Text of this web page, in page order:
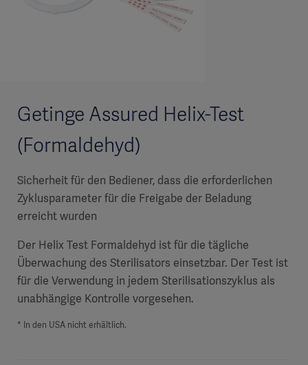
Getinge Assured Helix-Test
(Formaldehyd)
Sicherheit für den Bediener, dass die erforderlichen
Zyklusparameter für die Freigabe der Beladung
erreicht wurden
Der Helix Test Formaldehyd ist für die tägliche
Überwachung des Sterilisators einsetzbar. Der Test ist
für die Verwendung in jedem Sterilisationszyklus als
unabhängige Kontrolle vorgesehen.
* In den USA nicht erhältlich.